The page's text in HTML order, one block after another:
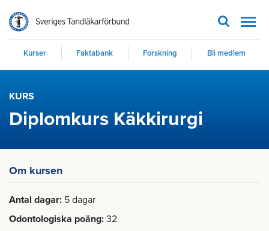
Kurser Faktabank Forskning Bli medlem
KURS
Diplomkurs Käkkirurgi
Om kursen
Antal dagar 5 dagar
Odontologiska poäng 32